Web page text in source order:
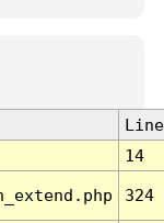
Line
14
324